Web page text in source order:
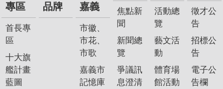
專區
首長專
區
十大旗
艦計畫
藍圖
品牌
嘉義
市徽、
市花、
市歌
嘉義市
記憶庫
焦點新
聞
新聞總
覽
爭議訊
息澄清
活動總
覽
藝文活
動
體育場
館活動
徵才公
告
招標公
告
電子公
告欄